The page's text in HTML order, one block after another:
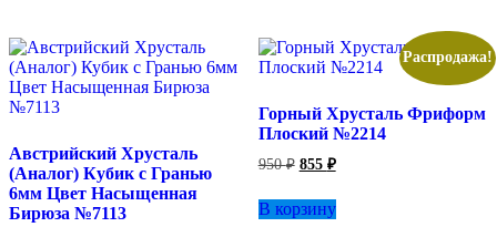
Австрийский Хрусталь
(Аналог) Кубик с Гранью
6мм Цвет Насыщенная
Бирюза №7113
Распродажа!
Горный Хрусталь Фриформ
Плоский №2214
950₽ Первоначальная
составляла
950 ₽.
855 ₽Текущая
855 ₽.
В корзину